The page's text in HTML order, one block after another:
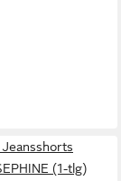
Jeansshorts
(1-tlg)